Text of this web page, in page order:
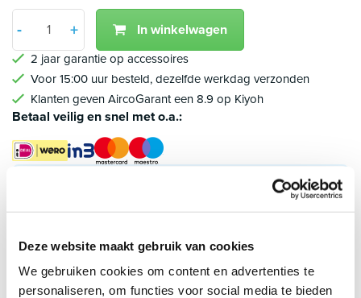
Deze website maakt gebruik van cookies
We gebruiken cookies om content en advertenties te
personaliseren, om functies voor social media te bieden
-
Min 1
Aantal
+
Plus 1
In winkelwagen
2 jaar garantie op accessoires
Voor 15:00 uur besteld, dezelfde werkdag verzonden
Klanten geven AircoGarant een 8.9 op Kiyoh
Betaal veilig en snel met o.a.:
4.5/5
23 december 2025